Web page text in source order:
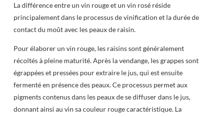
La différence entre un vin rouge et un vin rosé réside
principalement dans le processus de vinification et la durée de
contact du moût avec les peaux de raisin.
Pour élaborer un vin rouge, les raisins sont généralement
récoltés à pleine maturité. Après la vendange, les grappes sont
égrappées et pressées pour extraire le jus, qui est ensuite
fermenté en présence des peaux. Ce processus permet aux
pigments contenus dans les peaux de se diffuser dans le jus,
donnant ainsi au vin sa couleur rouge caractéristique. La